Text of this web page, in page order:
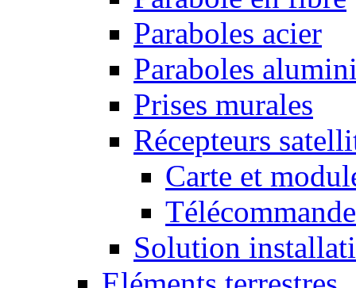
Paraboles acier
Paraboles
Prises murales
Récepteurs
Carte et
Solution